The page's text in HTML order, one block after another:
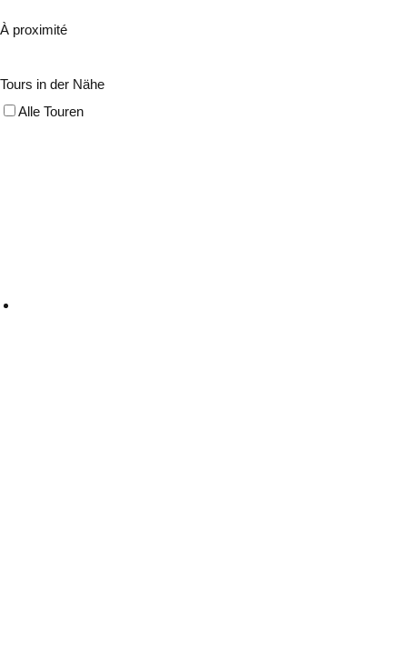
À proximité
Tours in der Nähe
Alle Touren